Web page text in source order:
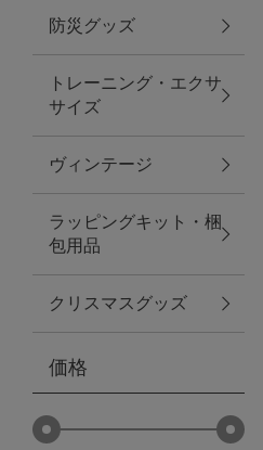
ポーチ
ステーショナリー
その他
紅茶・フード
防災グッズ
トレーニング・エクサ
サイズ
ヴィンテージ
ラッピングキット・梱
包用品
クリスマスグッズ
価格